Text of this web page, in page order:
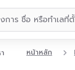
หน้าหลัก